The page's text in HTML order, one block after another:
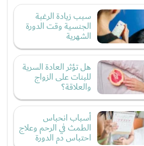
سبب زيادة الرغبة
الجنسية وقت الدورة
الشهرية
هل تؤثر العادة السرية
للبنات على الزواج
والعلاقة؟
أسباب انحباس
الطمث في الرحم وعلاج
احتباس دم الدورة